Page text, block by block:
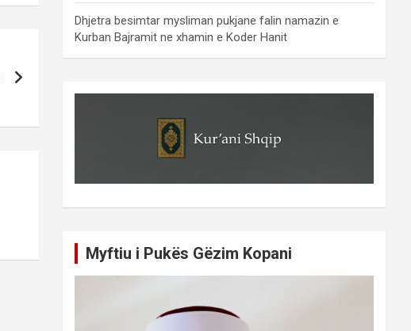
Dhjetra besimtar mysliman pukjane falin namazin e
Kurban Bajramit ne xhamin e Koder Hanit
Myftiu i Pukës Gëzim Kopani